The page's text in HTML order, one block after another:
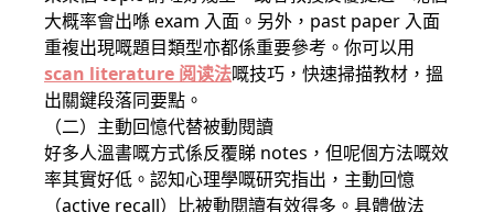
大概率會出喺 exam 入面。另外，past paper 入面
重複出現嘅題目類型亦都係重要參考。你可以用
scan literature 阅读法嘅技巧，快速掃描教材，搵
出關鍵段落同要點。
（二）主動回憶代替被動閱讀
好多人溫書嘅方式係反覆睇 notes，但呢個方法嘅效
率其實好低。認知心理學嘅研究指出，主動回憶
（active recall）比被動閱讀有效得多。具體做法